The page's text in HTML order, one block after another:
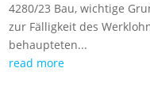
4280/23 Bau, wichtige
zur Fälligkeit des
behaupteten...
read more